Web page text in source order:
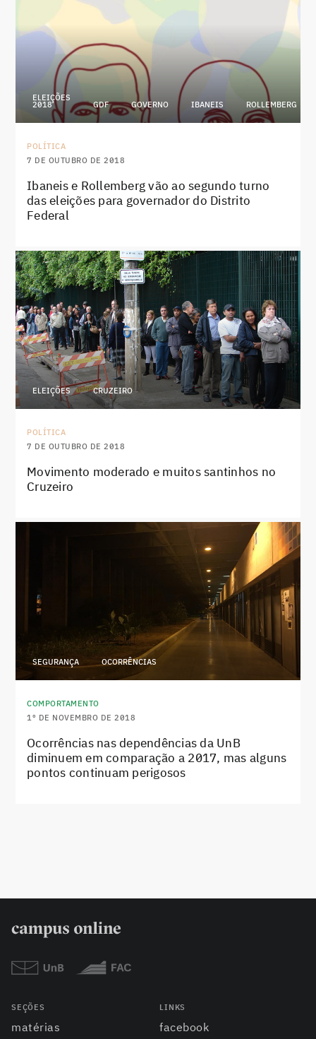
ELEIÇÕES
2018
GDF GOVERNO IBANEIS ROLLEMBERG
POLÍTICA
7 DE OUTUBRO DE 2018
Ibaneis e Rollemberg vão ao segundo turno
das eleições para governador do Distrito
Federal
ELEIÇÕES CRUZEIRO
POLÍTICA
7 DE OUTUBRO DE 2018
Movimento moderado e muitos santinhos no
Cruzeiro
SEGURANÇA OCORRÊNCIAS
COMPORTAMENTO
1º DE NOVEMBRO DE 2018
Ocorrências nas dependências da UnB
diminuem em comparação a 2017, mas alguns
pontos continuam perigosos
SEÇÕES
matérias
LINKS
facebook